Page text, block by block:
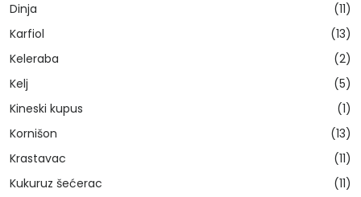
Dinja
(11)
Karfiol
(13)
Keleraba
(2)
Kelj
(5)
Kineski kupus
(1)
Kornišon
(13)
Krastavac
(11)
Kukuruz šećerac
(11)